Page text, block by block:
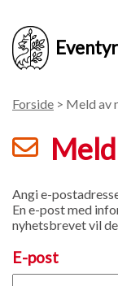
Forside > Meld av
Angi e-
En e-post med
nyhetsbrevet vil
E-post